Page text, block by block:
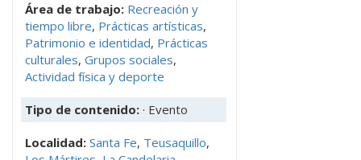
Área de trabajo: Recreación y
tiempo libre, Prácticas artísticas,
Patrimonio e identidad, Prácticas
culturales, Grupos sociales,
Actividad física y deporte
Tipo de contenido: · Evento
Localidad: Santa Fe, Teusaquillo,